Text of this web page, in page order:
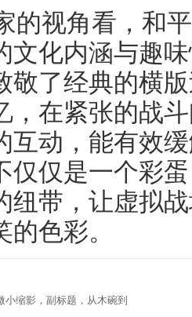
的视角看，和
文化内涵与趣
敬了经典的横
，在紧张的战
互动，能有效
仅仅是一个彩
纽带，让虚拟
色彩。
缩影，副标题，从木碗到